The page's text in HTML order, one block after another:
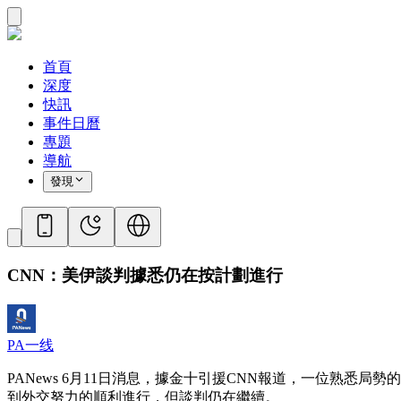
首頁
深度
快訊
事件日曆
專題
導航
發現
CNN：美伊談判據悉仍在按計劃進行
PA一线
PANews 6月11日消息，據金十引援CNN報道，一位熟悉局
到外交努力的順利進行，但談判仍在繼續。